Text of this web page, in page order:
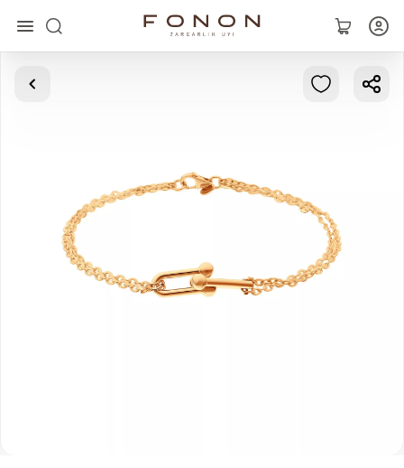
Asosiy
Ziraklar
Bilaguzuklar